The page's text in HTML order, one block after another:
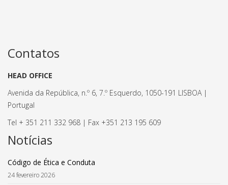
Contatos
HEAD OFFICE
Avenida da República, n.º 6, 7.º Esquerdo, 1050-191 LISBOA |
Portugal
Tel + 351 211 332 968 | Fax +351 213 195 609
Notícias
Código de Ética e Conduta
24 fevereiro 2026